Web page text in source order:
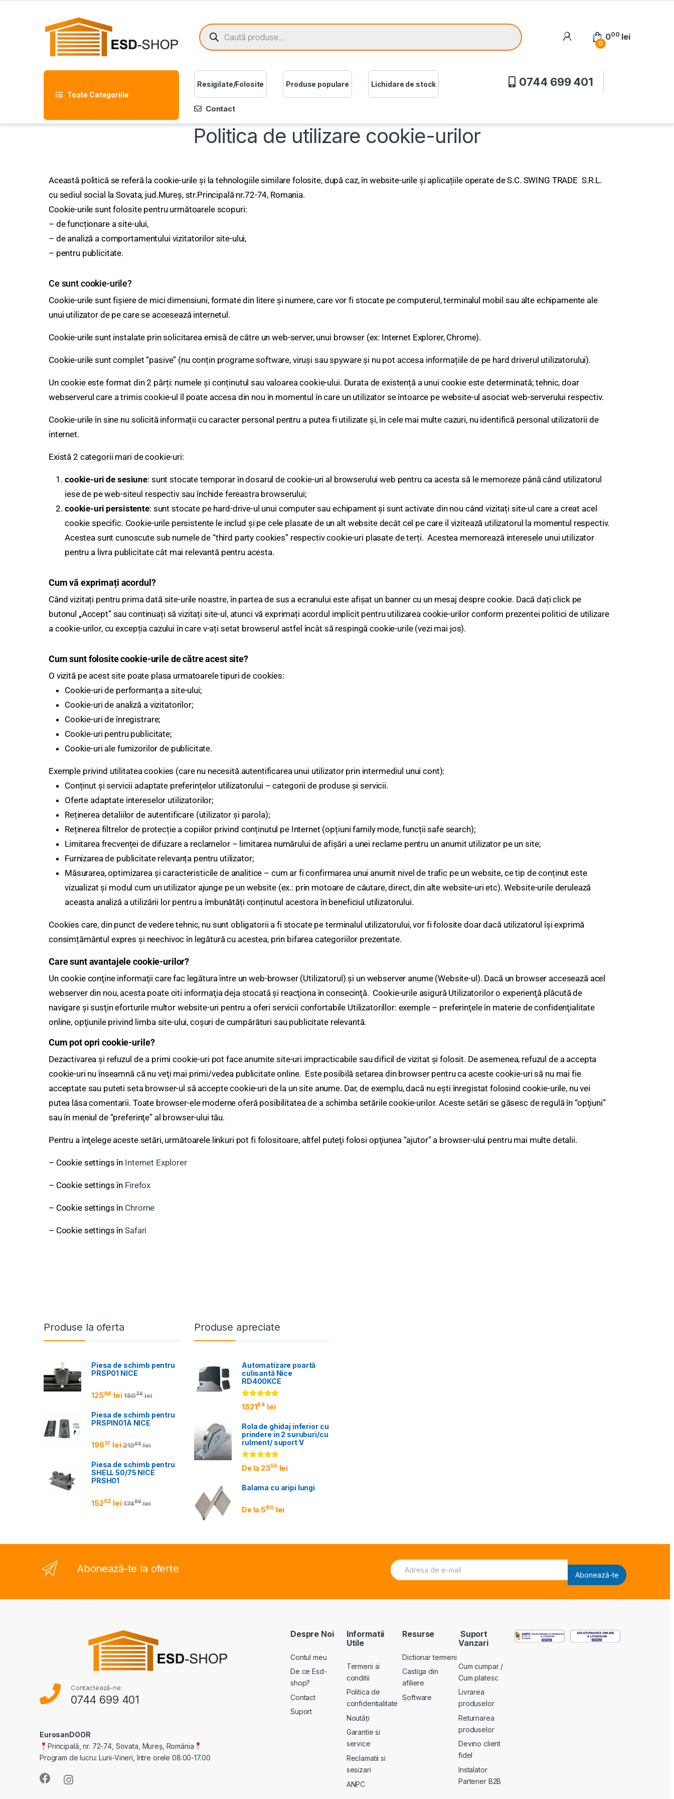
0
000 lei
Toate Categoriile
Resigilate/Folosite Produse populare Lichidare de stock 0744 699 401
Contact
Politica de utilizare cookie-urilor
Această politică se referă la cookie-urile și la tehnologiile similare folosite, după caz, în website-urile și aplicațiile operate de S.C. SWING TRADE S.R.L.
cu sediul social la Sovata, jud.Mureș, str.Principală nr.72-74, Romania.
Cookie-urile sunt folosite pentru următoarele scopuri:
– de funcționare a site-ului,
– de analiză a comportamentului vizitatorilor site-ului,
– pentru publicitate.
Ce sunt cookie-urile?
Cookie-urile sunt fișiere de mici dimensiuni, formate din litere și numere, care vor fi stocate pe computerul, terminalul mobil sau alte echipamente ale
unui utilizator de pe care se accesează internetul.
Cookie-urile sunt instalate prin solicitarea emisă de către un web-server, unui browser (ex: Internet Explorer, Chrome).
Cookie-urile sunt complet “pasive” (nu conțin programe software, viruși sau spyware și nu pot accesa informațiile de pe hard driverul utilizatorului).
Un cookie este format din 2 părți: numele și conținutul sau valoarea cookie-ului. Durata de existență a unui cookie este determinată; tehnic, doar
webserverul care a trimis cookie-ul îl poate accesa din nou în momentul în care un utilizator se întoarce pe website-ul asociat web-serverului respectiv.
Cookie-urile în sine nu solicită informații cu caracter personal pentru a putea fi utilizate și, în cele mai multe cazuri, nu identifică personal utilizatorii de
internet.
Există 2 categorii mari de cookie-uri:
cookie-uri de sesiune: sunt stocate temporar în dosarul de cookie-uri al browserului web pentru ca acesta să le memoreze până când utilizatorul
iese de pe web-siteul respectiv sau închide fereastra browserului;
cookie-uri persistente: sunt stocate pe hard-drive-ul unui computer sau echipament și sunt activate din nou când vizitați site-ul care a creat acel
cookie specific. Cookie-urile persistente le includ și pe cele plasate de un alt website decât cel pe care il vizitează utilizatorul la momentul respectiv.
Acestea sunt cunoscute sub numele de “third party cookies” respectiv cookie-uri plasate de terți. Acestea memorează interesele unui utilizator
pentru a livra publicitate cât mai relevantă pentru acesta.
Cum vă exprimați acordul?
Când vizitați pentru prima dată site-urile noastre, în partea de sus a ecranului este afișat un banner cu un mesaj despre cookie. Dacă dați click pe
butonul „Accept” sau continuați să vizitați site-ul, atunci vă exprimați acordul implicit pentru utilizarea cookie-urilor conform prezentei politici de utilizare
a cookie-urilor, cu excepția cazului în care v-ați setat browserul astfel încât să respingă cookie-urile (vezi mai jos).
Cum sunt folosite cookie-urile de către acest site?
O vizită pe acest site poate plasa urmatoarele tipuri de cookies:
Cookie-uri de performanța a site-ului;
Cookie-uri de analiză a vizitatorilor;
Cookie-uri de înregistrare;
Cookie-uri pentru publicitate;
Cookie-uri ale furnizorilor de publicitate.
Exemple privind utilitatea cookies (care nu necesită autentificarea unui utilizator prin intermediul unui cont):
Conținut și servicii adaptate preferințelor utilizatorului – categorii de produse și servicii.
Oferte adaptate intereselor utilizatorilor;
Reținerea detaliilor de autentificare (utilizator și parola);
Reținerea filtrelor de protecție a copiilor privind conținutul pe Internet (opțiuni family mode, funcții safe search);
Limitarea frecvenței de difuzare a reclamelor – limitarea numărului de afișări a unei reclame pentru un anumit utilizator pe un site;
Furnizarea de publicitate relevanța pentru utilizator;
Măsurarea, optimizarea și caracteristicile de analitice – cum ar fi confirmarea unui anumit nivel de trafic pe un website, ce tip de conținut este
vizualizat și modul cum un utilizator ajunge pe un website (ex.: prin motoare de căutare, direct, din alte website-uri etc). Website-urile derulează
aceasta analiză a utilizării lor pentru a îmbunătăți conținutul acestora în beneficiul utilizatorului.
Cookies care, din punct de vedere tehnic, nu sunt obligatorii a fi stocate pe terminalul utilizatorului, vor fi folosite doar dacă utilizatorul își exprimă
consimțământul expres și neechivoc în legătură cu acestea, prin bifarea categoriilor prezentate.
Care sunt avantajele cookie-urilor?
Un cookie conţine informaţii care fac legătura între un web-browser (Utilizatorul) şi un webserver anume (Website-ul). Dacă un browser accesează acel
webserver din nou, acesta poate citi informaţia deja stocată şi reacţiona în consecinţă. Cookie-urile asigură Utilizatorilor o experienţă plăcută de
navigare şi susţin eforturile multor website-uri pentru a oferi servicii confortabile Utilizatorillor: exemple – preferinţele în materie de confidenţialitate
online, opţiunile privind limba site-ului, coşuri de cumpărături sau publicitate relevantă.
Cum pot opri cookie-urile?
Dezactivarea şi refuzul de a primi cookie-uri pot face anumite site-uri impracticabile sau dificil de vizitat şi folosit. De asemenea, refuzul de a accepta
cookie-uri nu înseamnă că nu veţi mai primi/vedea publicitate online. Este posibilă setarea din browser pentru ca aceste cookie-uri să nu mai fie
acceptate sau puteti seta browser-ul să accepte cookie-uri de la un site anume. Dar, de exemplu, dacă nu eşti înregistat folosind cookie-urile, nu vei
putea lăsa comentarii. Toate browser-ele moderne oferă posibilitatea de a schimba setările cookie-urilor. Aceste setări se găsesc de regulă în “opţiuni”
sau în meniul de “preferinţe” al browser-ului tău.
Pentru a înţelege aceste setări, următoarele linkuri pot fi folositoare, altfel puteţi folosi opţiunea “ajutor” a browser-ului pentru mai multe detalii.
– Cookie settings în Internet Explorer
– Cookie settings în Firefox
– Cookie settings în Chrome
– Cookie settings înSafari
Produse la oferta
Piesa de schimb pentru
PRSP01 NICE
12588 lei15038 lei
Piesa de schimb pentru
PRSPIN01A NICE
19617 lei21388 lei
Piesa de schimb pentru
SHELL 50/75 NICE
PRSH01
15262 lei17489 lei
Produse apreciate
Automatizare poartă
culisantă Nice
RD400KCE
Evaluat la
5.00din 5
152184 lei
Rola de ghidaj inferior cu
prindere in 2 suruburi/cu
rulment/ suport V
Evaluat la
5.00din 5
De la 2355 lei
Balama cu aripi lungi
De la 580 lei
Abonează-te la oferte
E
m
l
E
m
l
Abonează-te
A
lt
n
Contactează-ne:
0744 699 401
EurosanDOOR
Principală, nr. 72-74, Sovata, Mureș, România
Program de lucru: Luni-Vineri, între orele 08.00-17.00
Despre Noi
Contul meu
De ce Esd-
shop?
Contact
Suport
Informatii
Utile
Termeni si
conditii
Politica de
confidentialitate
Noutăți
Garantie si
service
Reclamatii si
sesizari
ANPC
Resurse
Dictionar termeni
Castiga din
afiliere
Software
Suport
Vanzari
Cum cumpar /
Cum platesc
Livrarea
produselor
Returnarea
produselor
Devino client
fidel
Instalator
Partener B2B